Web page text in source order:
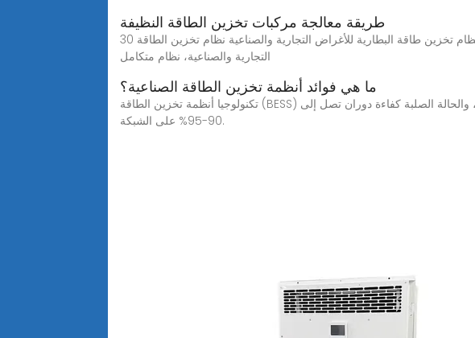
طريقة معالجة مركبات تخزين الطاقة النظيفة
تصميم حلول مركبات تخزين الطاقة التجارية نظام تخزين طاقة البطارية للأغراض التجارية والصناعية نظام تخزين الطاقة 30KW، 60KW، 100KW؛ نظام تخزين طاقة البطارية للأغراض
التجارية والصناعية، نظام متكامل
ما هي فوائد أنظمة تخزين الطاقة الصناعية؟
تكنولوجيا أنظمة تخزين الطاقة (BESS) في تطبيقات الشبكة الكهربائية يمكن أن توفر أنظمة تخزين الطاقة القائمة على أيونات الليثيوم، والتدفق، والحالة الصلبة كفاءة دوران تصل إلى
90-95% على الشبكة.